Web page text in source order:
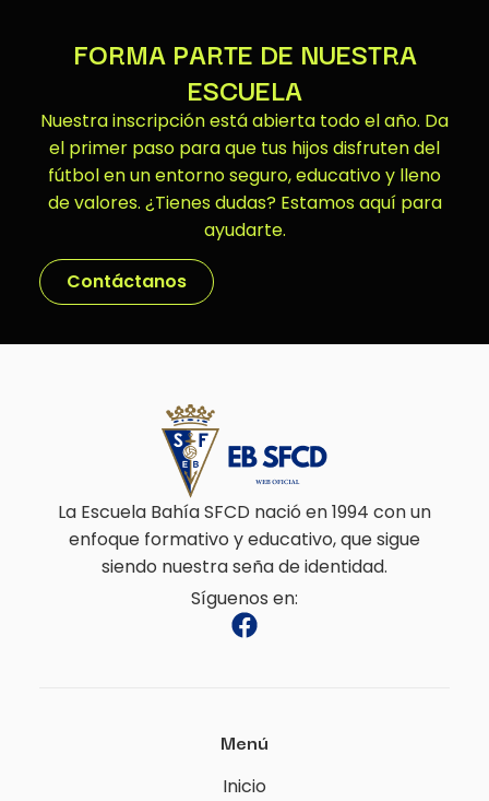
FORMA PARTE DE NUESTRA
ESCUELA
Nuestra inscripción está abierta todo el año. Da
el primer paso para que tus hijos disfruten del
fútbol en un entorno seguro, educativo y lleno
de valores. ¿Tienes dudas? Estamos aquí para
ayudarte.
Contáctanos
La Escuela Bahía SFCD nació en 1994 con un
enfoque formativo y educativo, que sigue
siendo nuestra seña de identidad.
Síguenos en:
Menú
Inicio